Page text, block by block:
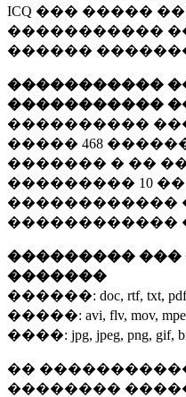
ICQ ��� �����
�����������
������
�����������
�����������
����������
����� 468
������� � ��
��������� 10
������������
������������
��������� ���
�������
������: doc, rtf, txt,
�����: avi, flv, mov,
����: jpg, jpeg, png, gif,
��
��������